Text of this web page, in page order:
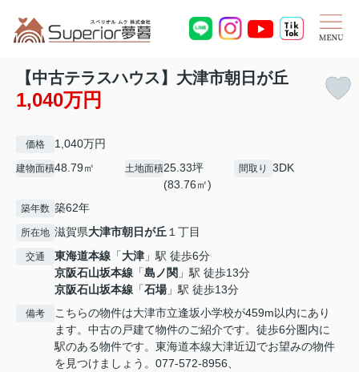
【中古テラスハウス】大津市朝日が丘
1,040万円
価格 1,040万円
建物面積48.79㎡ 土地面積25.33坪
(83.76㎡)
間取り 3DK
築年数 築62年
所在地 滋賀県大津市朝日が丘 １丁目
交通 東海道本線 「大津 」駅 徒歩6分
京阪石山坂本線 「島ノ関 」駅 徒歩13分
京阪石山坂本線 「石場」駅 徒歩13分
備考
こちらの物件は大津市立逢坂小学校が459m以内にあり
ます。中古の戸建て物件のご紹介です。徒歩6分圏内に
駅のある物件です。東海道本線大津近辺でお望みの物件
を見つけましょう。077-572-8956、